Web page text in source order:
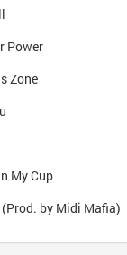
Power
Zone
My Cup
by Midi Mafia)